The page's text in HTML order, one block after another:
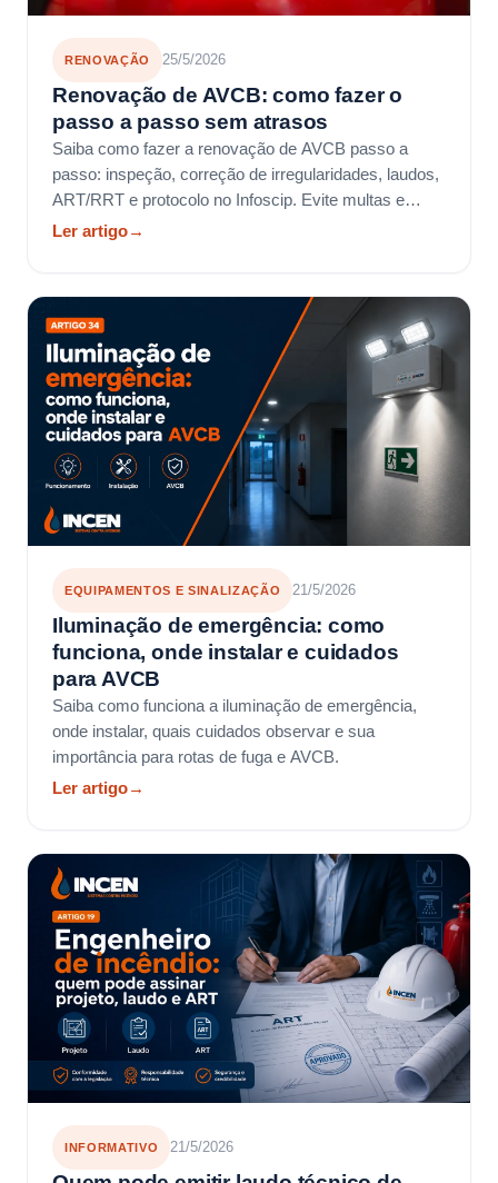
RENOVAÇÃO 25/5/2026
Renovação de AVCB: como fazer o
passo a passo sem atrasos
Saiba como fazer a renovação de AVCB passo a
passo: inspeção, correção de irregularidades, laudos,
ART/RRT e protocolo no Infoscip. Evite multas e
atrasos.
Ler artigo→
EQUIPAMENTOS E SINALIZAÇÃO 21/5/2026
Iluminação de emergência: como
funciona, onde instalar e cuidados
para AVCB
Saiba como funciona a iluminação de emergência,
onde instalar, quais cuidados observar e sua
importância para rotas de fuga e AVCB.
Ler artigo→
INFORMATIVO 21/5/2026